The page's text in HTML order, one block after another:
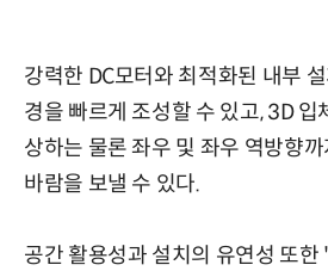
강력한 DC모터와 최적화된 내부
경을 빠르게 조성할 수 있고, 3D 입
상하는 물론 좌우 및 좌우 역방향
바람을 보낼 수 있다.
공간 활용성과 설치의 유연성 또한